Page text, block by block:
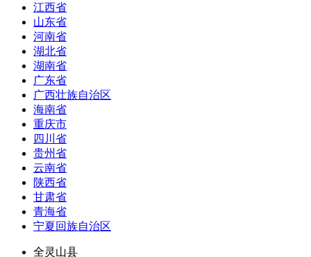
江西省
山东省
河南省
湖北省
湖南省
广东省
广西壮族自治区
海南省
重庆市
四川省
贵州省
云南省
陕西省
甘肃省
青海省
宁夏回族自治区
全灵山县